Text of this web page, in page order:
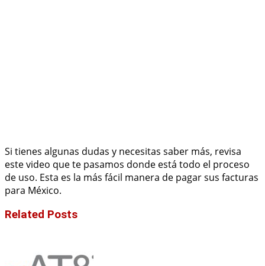
Si tienes algunas dudas y necesitas saber más, revisa
este video que te pasamos donde está todo el proceso
de uso. Esta es la más fácil manera de pagar sus facturas
para México.
Related Posts